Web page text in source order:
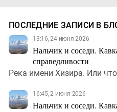
ПОСЛЕДНИЕ ЗАПИСИ В
13:16, 24 июня 2026
Нальчик и соседи.
справедливости
Река имени Хизира. Или
16:45, 2 июня 2026
Нальчик и соседи.